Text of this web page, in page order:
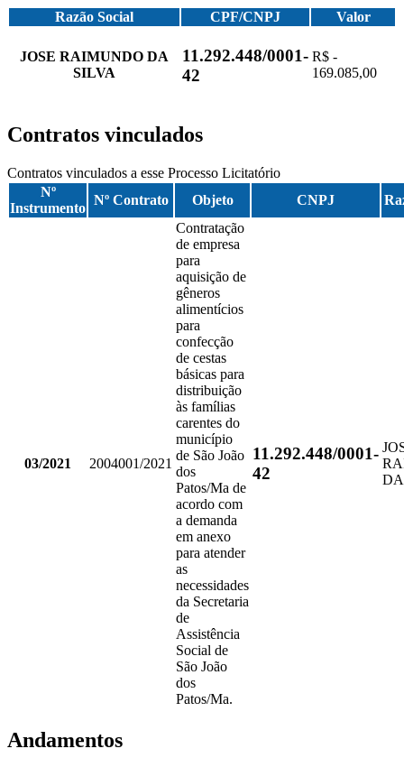
Razão Social CPF/CNPJ Valor
JOSE RAIMUNDO DA
SILVA
11.292.448/0001-
42
R$ -
169.085,00
Contratos vinculados
Contratos vinculados a esse Processo Licitatório
Nº
Instrumento
Nº Contrato Objeto CNPJ
03/2021 2004001/2021
Contratação
de empresa
para
aquisição de
gêneros
alimentícios
para
confecção
de cestas
básicas para
distribuição
às famílias
carentes do
município
de São João
dos
Patos/Ma de
acordo com
a demanda
em anexo
para atender
as
necessidades
da Secretaria
de
Assistência
Social de
São João
dos
Patos/Ma.
11.292.448/0001-
42
Andamentos